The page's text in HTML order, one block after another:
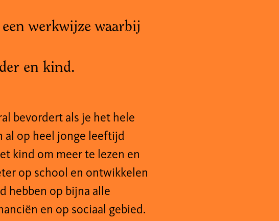
werkwijze waarbij
en kind.
bevordert als je het hele
al op heel jonge leeftijd
kind om meer te lezen en
op school en ontwikkelen
hebben op bijna alle
en op sociaal gebied.